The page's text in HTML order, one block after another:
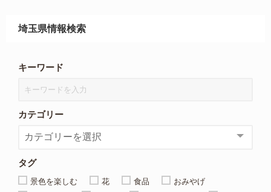
埼玉県情報検索
キーワード
カテゴリー
タグ
景色を楽しむ 花 食品 おみやげ